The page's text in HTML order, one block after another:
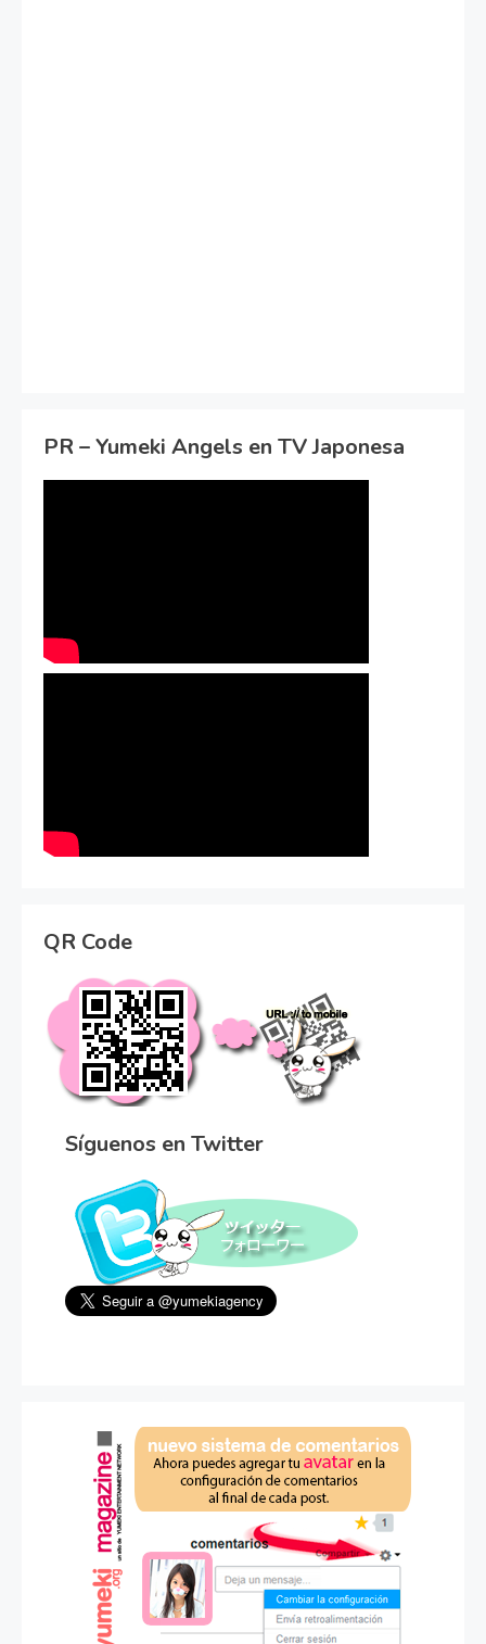
PR – Yumeki Angels en TV Japonesa
QR Code
Síguenos en Twitter